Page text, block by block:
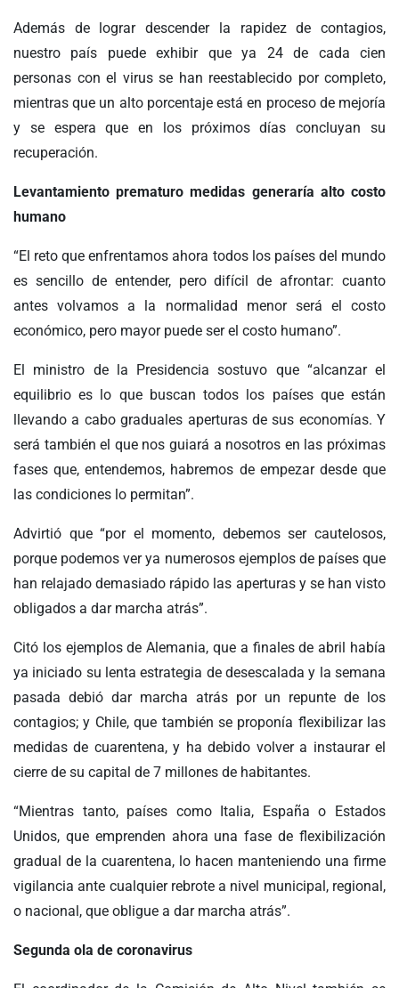
Además de lograr descender la rapidez de contagios,
nuestro país puede exhibir que ya 24 de cada cien
personas con el virus se han reestablecido por completo,
mientras que un alto porcentaje está en proceso de mejoría
y se espera que en los próximos días concluyan su
recuperación.
Levantamiento prematuro medidas generaría alto costo
humano
“El reto que enfrentamos ahora todos los países del mundo
es sencillo de entender, pero difícil de afrontar: cuanto
antes volvamos a la normalidad menor será el costo
económico, pero mayor puede ser el costo humano”.
El ministro de la Presidencia sostuvo que “alcanzar el
equilibrio es lo que buscan todos los países que están
llevando a cabo graduales aperturas de sus economías. Y
será también el que nos guiará a nosotros en las próximas
fases que, entendemos, habremos de empezar desde que
las condiciones lo permitan”.
Advirtió que “por el momento, debemos ser cautelosos,
porque podemos ver ya numerosos ejemplos de países que
han relajado demasiado rápido las aperturas y se han visto
obligados a dar marcha atrás”.
Citó los ejemplos de Alemania, que a finales de abril había
ya iniciado su lenta estrategia de desescalada y la semana
pasada debió dar marcha atrás por un repunte de los
contagios; y Chile, que también se proponía flexibilizar las
medidas de cuarentena, y ha debido volver a instaurar el
cierre de su capital de 7 millones de habitantes.
“Mientras tanto, países como Italia, España o Estados
Unidos, que emprenden ahora una fase de flexibilización
gradual de la cuarentena, lo hacen manteniendo una firme
vigilancia ante cualquier rebrote a nivel municipal, regional,
o nacional, que obligue a dar marcha atrás”.
Segunda ola de coronavirus